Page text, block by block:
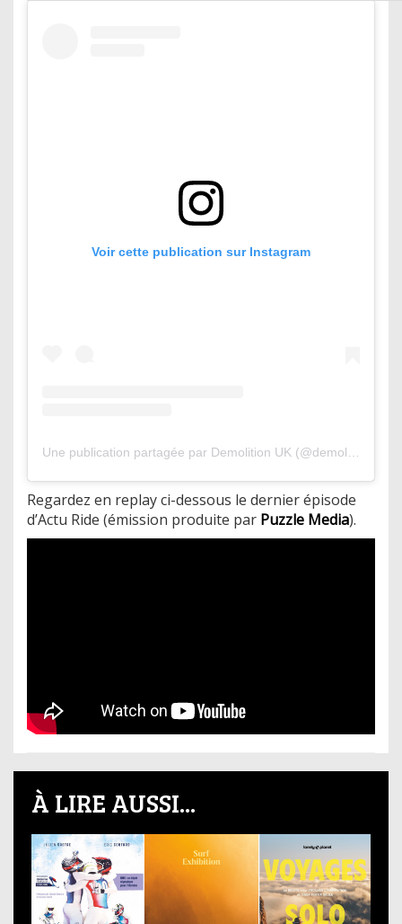
Voir cette publication sur Instagram
Regardez en replay ci-dessous le dernier épisode
d’Actu Ride (émission produite par Puzzle Media).
À LIRE AUSSI...